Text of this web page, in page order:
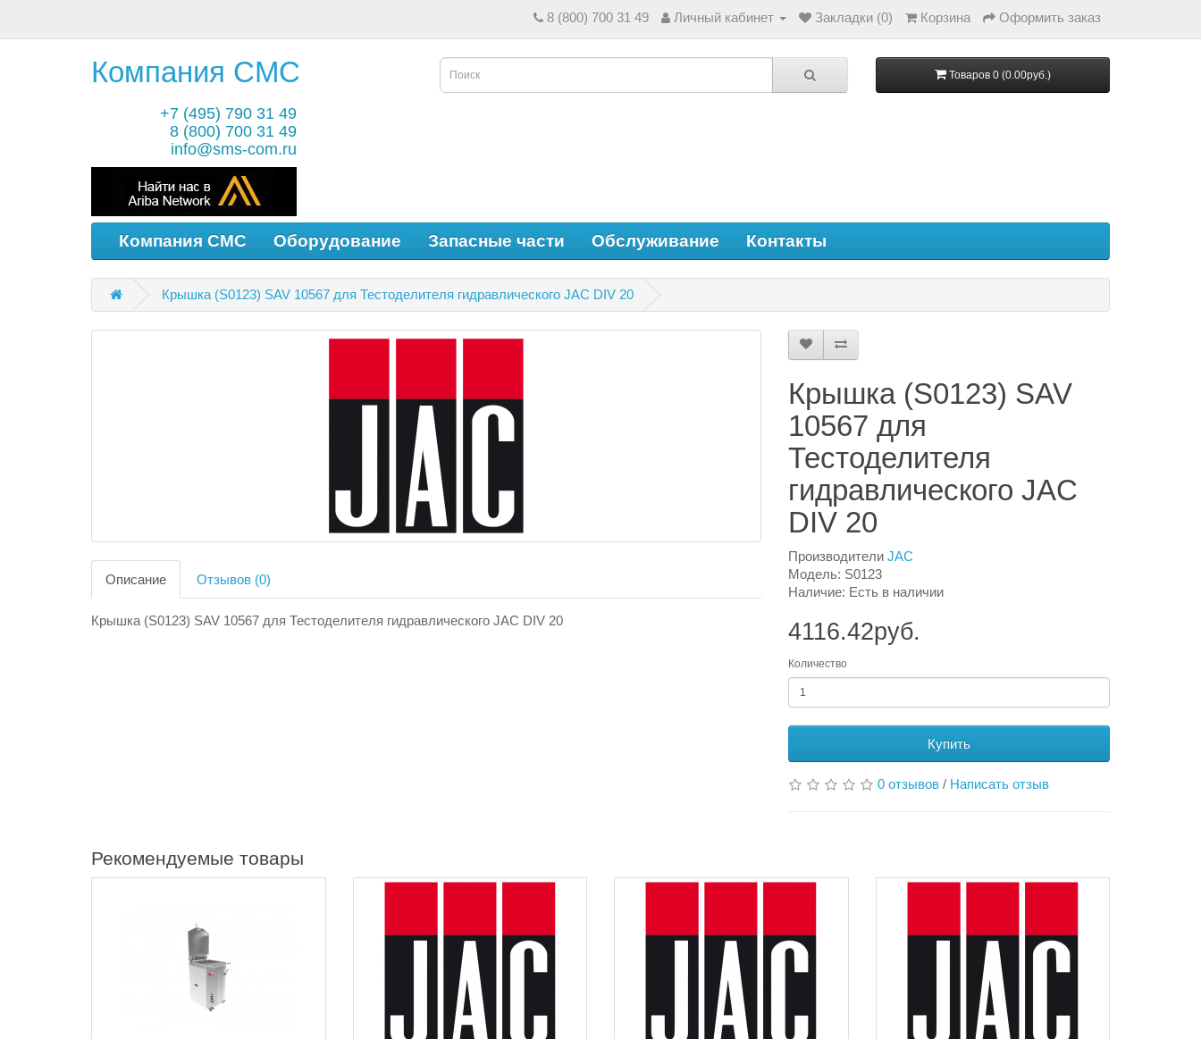
8 (800) 700 31 49 Личный кабинет Закладки (0) Корзина Оформить заказ
Компания СМС
+7 (495) 790 31 49
8 (800) 700 31 49
info@sms-com.ru
Товаров 0 (0.00руб.)
Компания СМС Оборудование Запасные части Обслуживание Контакты
Крышка (S0123) SAV 10567 для Тестоделителя гидравлического JAC DIV 20
Описание Отзывов (0)
Крышка (S0123) SAV 10567 для Тестоделителя гидравлического JAC DIV 20
Крышка (S0123) SAV
10567 для
Тестоделителя
гидравлического JAC
DIV 20
Производители JAC
Модель: S0123
Наличие: Есть в наличии
4116.42руб.
Количество
Купить
0 отзывов / Написать отзыв
Рекомендуемые товары